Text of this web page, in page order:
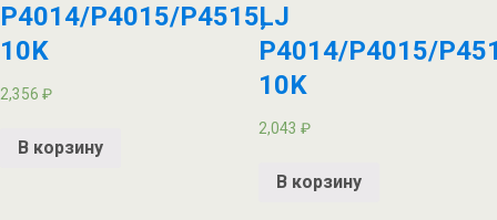
P4014/P4015/P4515,
10K
2,356 ₽
В корзину
LJ
P4014/P4015/
10K
2,043 ₽
В корзину